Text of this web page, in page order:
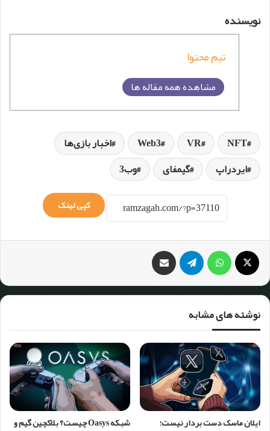
نویسنده
تیم محتوا
مشاهده همه مقاله ها
NFT
VR
Web3
اخبار بازی‌ها
ایردراپ
گیمفای وب3
کپی لینک
نوشته های مشابه
ایلان ماسک دست بردار نیست؛ شبکه Oasys چیست؟ بلاکچین گیم و